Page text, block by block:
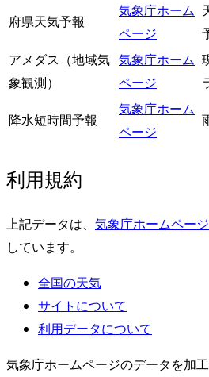
府県天気予報
気象庁ホーム
ページ
アメダス（地域気
象観測）
気象庁ホーム
ページ
降水短時間予報
気象庁ホーム
ページ
利用規約
上記データは、 気象庁ホームペー
しています。
全国の天気
サイトについて
利用データについて
気象庁ホームページのデータを加